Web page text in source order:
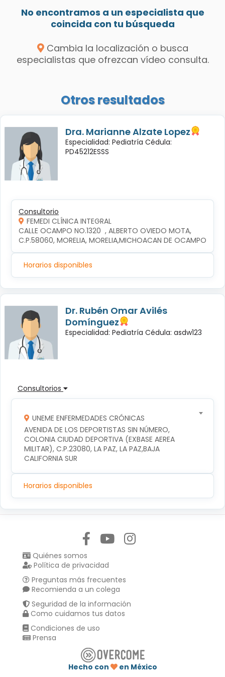
No encontramos a un especialista que
coincida con tu búsqueda
Cambia la localización o busca
especialistas que ofrezcan vídeo consulta.
Otros resultados
Dra. Marianne Alzate Lopez
Especialidad: Pediatría Cédula:
PD45212ESSS
Consultorio
FEMEDI CLÍNICA INTEGRAL
CALLE OCAMPO NO.1320  , ALBERTO OVIEDO MOTA,
C.P.58060, MORELIA, MORELIA,MICHOACAN DE OCAMPO
Horarios disponibles
Dr. Rubén Omar Avilés
Domínguez
Especialidad: Pediatría Cédula: asdw123
Consultorios
UNEME ENFERMEDADES CRÓNICAS
AVENIDA DE LOS DEPORTISTAS SIN NÚMERO,
COLONIA CIUDAD DEPORTIVA (EXBASE AEREA
MILITAR), C.P.23080, LA PAZ, LA PAZ,BAJA
CALIFORNIA SUR
Horarios disponibles
Quiénes somos
Política de privacidad
Preguntas más frecuentes
Recomienda a un colega
Seguridad de la información
Como cuidamos tus datos
Condiciones de uso
Prensa
Hecho con
en México